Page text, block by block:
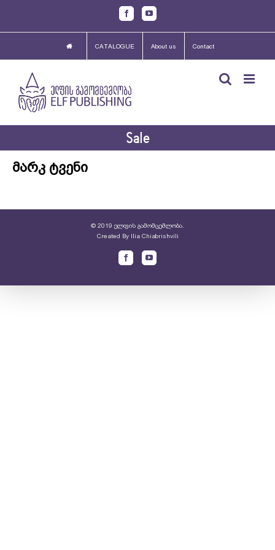
content
FacebookYoutube
CATALOGUE About us Contact
Sale
მარკ ტვენი
© 2019 ელფის გამომცემლობა.
Created By Ilia Chiabrishvili
FacebookYoutube